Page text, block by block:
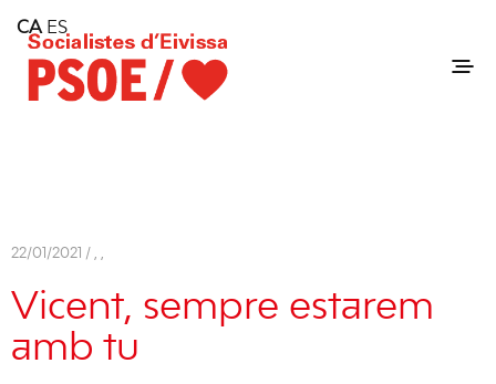
Consell Insular d'Eivissa
Services
Contact
22/01/2021 / , ,
Vicent, sempre estarem
amb tu
CA ES